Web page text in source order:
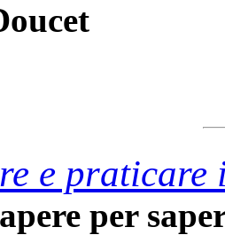
e praticare
per